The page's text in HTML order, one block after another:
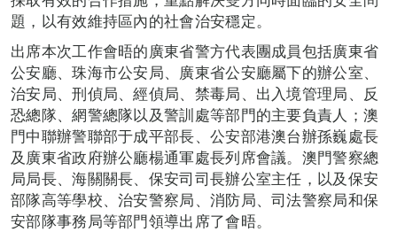
題，以有效維持區內的社會治安穩定。
出席本次工作會晤的廣東省警方代表團成員包括廣東省
公安廳、珠海市公安局、廣東省公安廳屬下的辦公室、
治安局、刑偵局、經偵局、禁毒局、出入境管理局、反
恐總隊、網警總隊以及警訓處等部門的主要負責人；澳
門中聯辦警聯部于成平部長、公安部港澳台辦孫巍處長
及廣東省政府辦公廳楊通軍處長列席會議。澳門警察總
局局長、海關關長、保安司司長辦公室主任，以及保安
部隊高等學校、治安警察局、消防局、司法警察局和保
安部隊事務局等部門領導出席了會晤。